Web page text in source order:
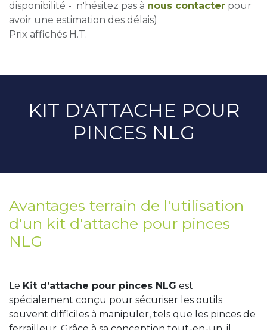
disponibilité - n'hésitez pas à nous contacter pour
avoir une estimation des délais)
Prix affichés H.T.
KIT D'ATTACHE POUR
PINCES NLG
Avantages terrain de l'utilisation
d'un kit d'attache pour pinces
NLG
Le Kit d’attache pour pinces NLG est
spécialement conçu pour sécuriser les outils
souvent difficiles à manipuler, tels que les pinces de